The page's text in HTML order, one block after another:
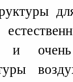
и очень